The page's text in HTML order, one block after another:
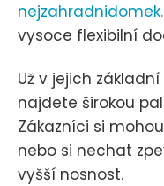
vysoce flexibilní
Už v jejich
najdete širokou
Zákazníci si
nebo si nechat
vyšší nosnost.